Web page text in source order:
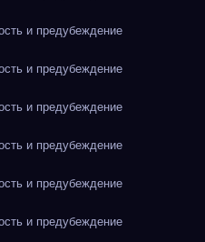
и предубеждение
и предубеждение
и предубеждение
и предубеждение
и предубеждение
и предубеждение